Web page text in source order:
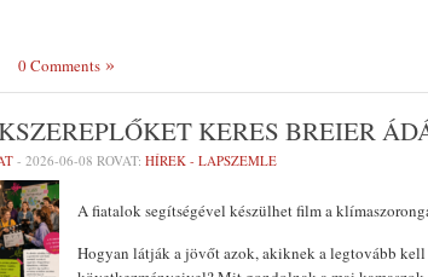
0 Comments
KERES BREIER
- 2026-06-08 ROVAT: HÍREK - LAPSZEMLE
A fiatalok segítségével készülhet film a
Hogyan látják a jövőt azok, akiknek a legtovább